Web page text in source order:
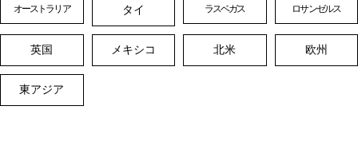
オーストラリア タイ ラスベガス ロサンゼルス
英国 メキシコ 北米 欧州
東アジア